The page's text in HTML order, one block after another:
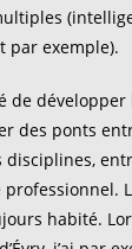
par exemple).
de développer
des ponts
disciplines,
habité.